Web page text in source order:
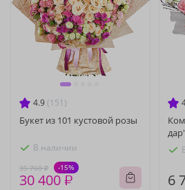
4.9 (151)
Букет из 101 кустовой розы
В наличии
35 760 ₽ -15%
30 400 ₽ 6